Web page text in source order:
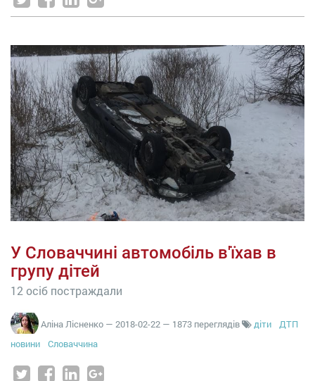
У Словаччині автомобіль в'їхав в
групу дітей
12 осіб постраждали
Аліна Лісненко — 2018-02-22 — 1873 переглядів діти
ДТП
новини
Словаччина